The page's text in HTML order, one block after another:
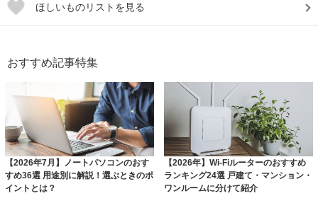
ほしいものリストを見る
おすすめ記事特集
【2026年7月】ノートパソコンのおす
すめ36選 用途別に解説！選ぶときのポ
イントとは？
【2026年】Wi-Fiルーターのおすすめ
ランキング24選 戸建て・マンション・
ワンルームに分けて紹介